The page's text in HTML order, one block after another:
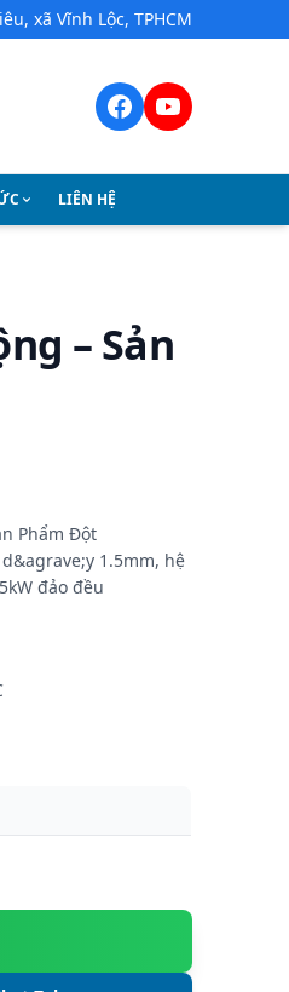
xã Vĩnh Lộc, TPHCM
LIÊN HỆ
– Sản
Phẩm Đột
1.5mm, hệ
đảo đều